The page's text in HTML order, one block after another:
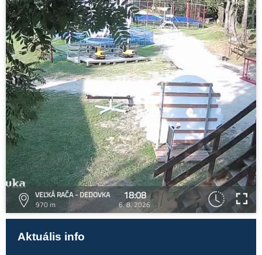
VEĽKÁ RAČA - DEDOVKA
970 m
18:08
6. 8. 2026
Aktuális info